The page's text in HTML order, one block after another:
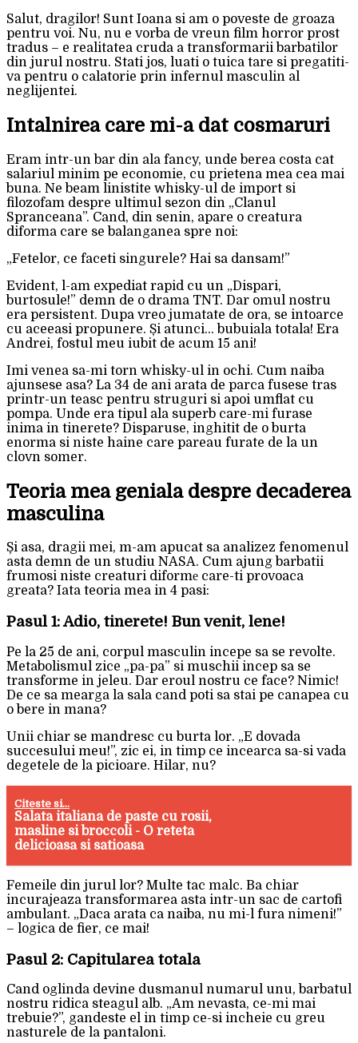
Salut, dragilor! Sunt Ioana si am o poveste de groaza
pentru voi. Nu, nu e vorba de vreun film horror prost
tradus – e realitatea cruda a transformarii barbatilor
din jurul nostru. Stati jos, luati o tuica tare si pregatiti-
va pentru o calatorie prin infernul masculin al
neglijentei.
Intalnirea care mi-a dat cosmaruri
Eram intr-un bar din ala fancy, unde berea costa cat
salariul minim pe economie, cu prietena mea cea mai
buna. Ne beam linistite whisky-ul de import si
filozofam despre ultimul sezon din „Clanul
Spranceana”. Cand, din senin, apare o creatura
diforma care se balanganea spre noi:
„Fetelor, ce faceti singurele? Hai sa dansam!”
Evident, l-am expediat rapid cu un „Dispari,
burtosule!” demn de o drama TNT. Dar omul nostru
era persistent. Dupa vreo jumatate de ora, se intoarce
cu aceeasi propunere. Și atunci… bubuiala totala! Era
Andrei, fostul meu iubit de acum 15 ani!
Imi venea sa-mi torn whisky-ul in ochi. Cum naiba
ajunsese asa? La 34 de ani arata de parca fusese tras
printr-un teasc pentru struguri si apoi umflat cu
pompa. Unde era tipul ala superb care-mi furase
inima in tinerete? Disparuse, inghitit de o burta
enorma si niste haine care pareau furate de la un
clovn somer.
Teoria mea geniala despre decaderea
masculina
Și asa, dragii mei, m-am apucat sa analizez fenomenul
asta demn de un studiu NASA. Cum ajung barbatii
frumosi niste creaturi diformе care-ti provoaca
greata? Iata teoria mea in 4 pasi:
Pasul 1: Adio, tinerete! Bun venit, lene!
Pe la 25 de ani, corpul masculin incepe sa se revolte.
Metabolismul zice „pa-pa” si muschii incep sa se
transforme in jeleu. Dar eroul nostru ce face? Nimic!
De ce sa mearga la sala cand poti sa stai pe canapea cu
o bere in mana?
Unii chiar se mandresc cu burta lor. „E dovada
succesului meu!”, zic ei, in timp ce incearca sa-si vada
degetele de la picioare. Hilar, nu?
Citeste si...
Salata italiana de paste cu rosii,
masline si broccoli - O reteta
delicioasa si satioasa
Femeile din jurul lor? Multe tac malc. Ba chiar
incurajeaza transformarea asta intr-un sac de cartofi
ambulant. „Daca arata ca naiba, nu mi-l fura nimeni!”
– logica de fier, ce mai!
Pasul 2: Capitularea totala
Cand oglinda devine dusmanul numarul unu, barbatul
nostru ridica steagul alb. „Am nevasta, ce-mi mai
trebuie?”, gandeste el in timp ce-si incheie cu greu
nasturele de la pantaloni.